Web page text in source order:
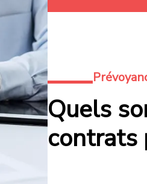
Quels
contrats